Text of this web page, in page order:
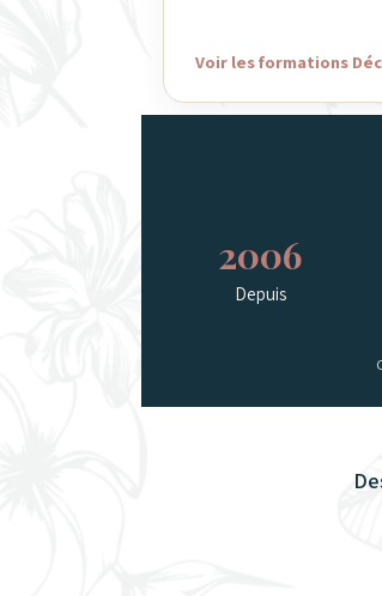
Voir les formations
2006
Depuis